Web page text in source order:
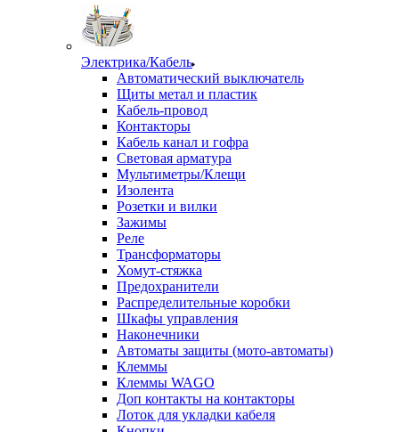
Электрика/Кабель
Автоматический выключатель
Щиты метал и пластик
Кабель-провод
Контакторы
Кабель канал и гофра
Световая арматура
Мультиметры/Клещи
Изолента
Розетки и вилки
Зажимы
Реле
Трансформаторы
Хомут-стяжка
Предохранители
Распределительные коробки
Шкафы управления
Наконечники
Автоматы защиты (мото-автоматы)
Клеммы
Клеммы WAGO
Доп контакты на контакторы
Лоток для укладки кабеля